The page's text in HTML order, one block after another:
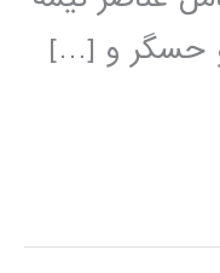
و حسگر و […]